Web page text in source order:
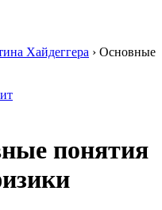
Хайдеггера › Основные
понятия